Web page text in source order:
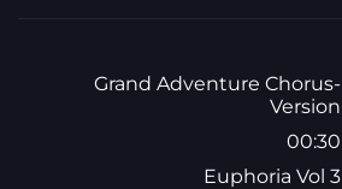
Grand Adventure Chorus-
Version
00:30
Euphoria Vol 3